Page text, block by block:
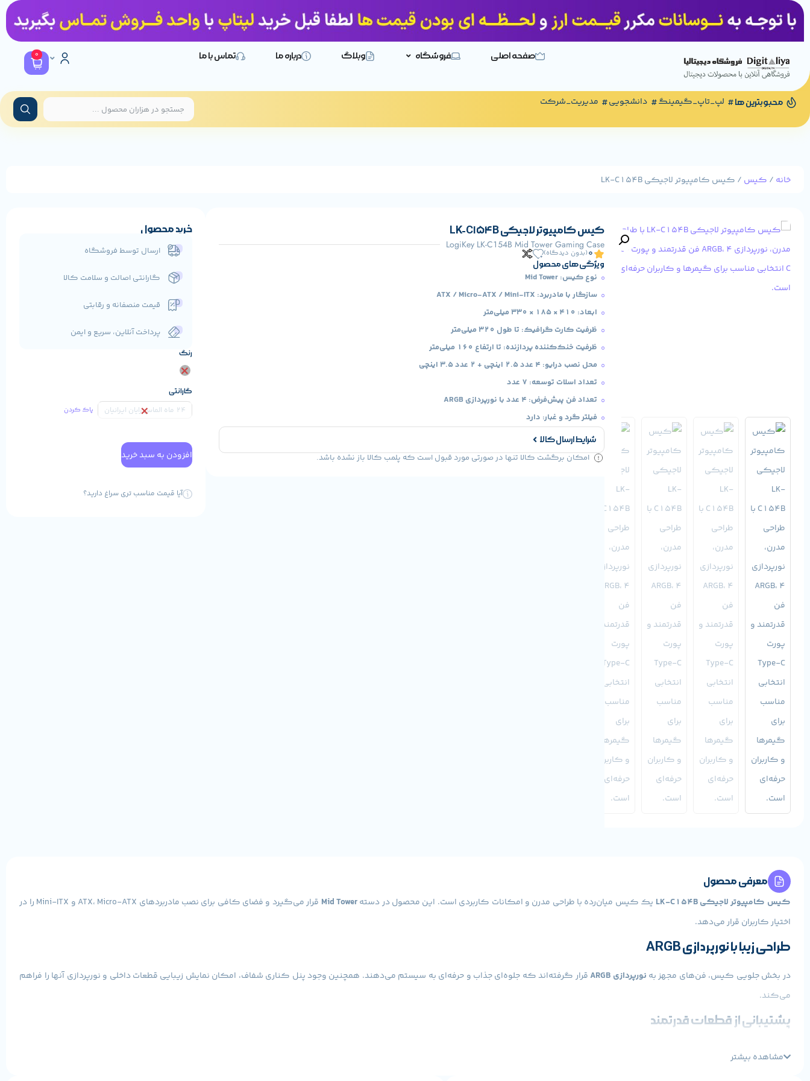
صفحه اصلی فروشگاه وبلاگ درباره ما تماس با ما 0
محبوبترین ها لپ_تاپ_گیمینگ دانشجویی مدیریت_شرکت
خانه / کیس / کیس کامپیوتر لاجیکی LK-C154B
کیس کامپیوتر لاجیکی LK-C154B
LogiKey LK-C154B Mid Tower Gaming Case
0(بدون دیدگاه)
ویژگی های محصول
نوع کیس: Mid Tower
سازگار با مادربرد: ATX / Micro-ATX / Mini-ITX
ابعاد: 410 × 185 × 330 میلی‌متر
ظرفیت کارت گرافیک: تا طول 320 میلی‌متر
ظرفیت خنک‌کننده پردازنده: تا ارتفاع 160 میلی‌متر
محل نصب درایو: 4 عدد 2.5 اینچی + 2 عدد 3.5 اینچی
تعداد اسلات توسعه: 7 عدد
تعداد فن پیش‌فرض: 4 عدد با نورپردازی ARGB
فیلتر گرد و غبار: دارد
شرایط ارسال کالا
امکان برگشت کالا تنها در صورتی مورد قبول است که پلمب کالا باز نشده باشد.
خرید محصول
ارسال توسط فروشگاه
گارانتی اصالت و سلامت کالا
قیمت منصفانه و رقابتی
پرداخت آنلاین، سریع و ایمن
رنگ
گارانتی
24 ماه الماس رایان ایرانیان پاک کردن
افزودن به سبد خرید
آیا قیمت مناسب تری سراغ دارید؟
معرفی محصول
کیس کامپیوتر لاجیکی LK-C154B یک کیس میان‌رده با طراحی مدرن و امکانات کاربردی است. این محصول در دستهMid Tower
قرار می‌گیرد و فضای کافی برای نصب مادربردهای ATX، Micro-ATX و Mini-ITX را در
اختیار کاربران قرار می‌دهد.
طراحی زیبا با نورپردازی ARGB
در بخش جلویی کیس، فن‌های مجهز به نورپردازی ARGB
قرار گرفته‌اند که جلوه‌ای جذاب و حرفه‌ای به سیستم می‌دهند. همچنین وجود پنل کناری شفاف، امکان نمایش زیبایی قطعات داخلی و نورپردازی آنها را فراهم
می‌کند.
پشتیبانی از قطعات قدرتمند
مشاهده بیشتر